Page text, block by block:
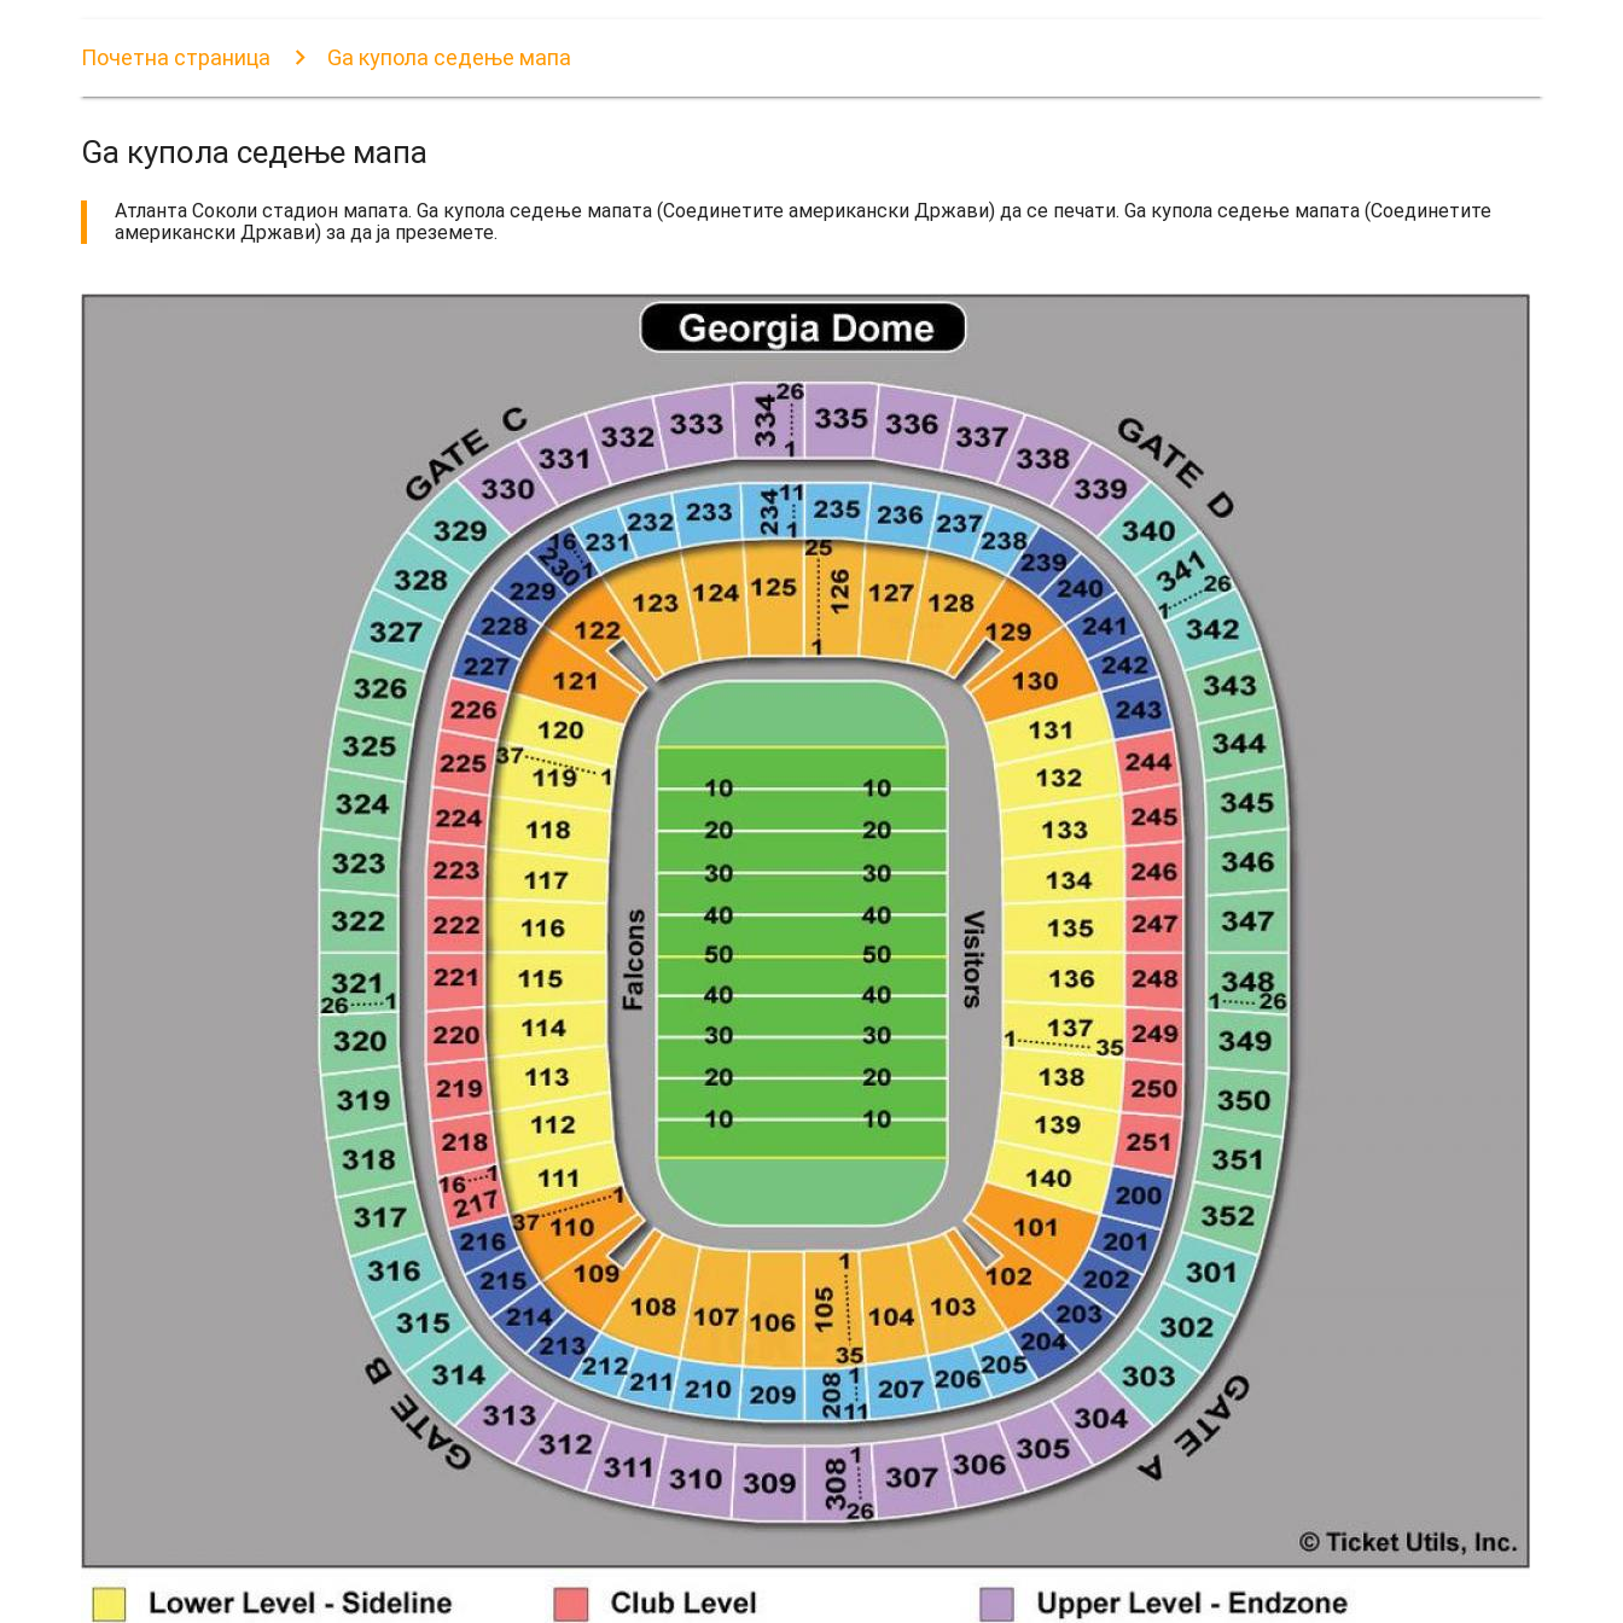
Почетна страница Ga купола седење мапа
Ga купола седење мапа
Атланта Соколи стадион мапата. Ga купола седење мапата (Соединетите американски Држави) да се печати. Ga купола седење мапата (Соединетите
американски Држави) за да ја преземете.